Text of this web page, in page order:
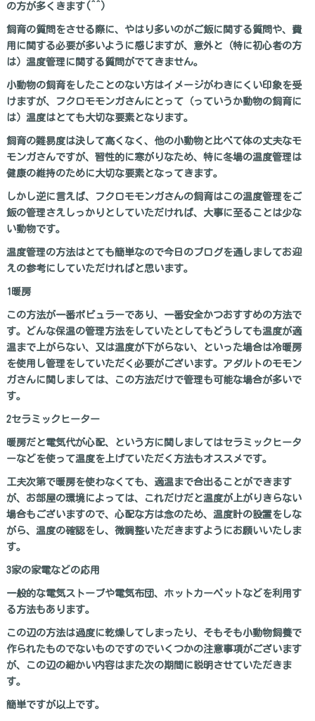
の方が多くきます(^^)
飼育の質問をさせる際に、やはり多いのがご飯に関する質問や、費
用に関する必要が多いように感じますが、意外と（特に初心者の方
は）温度管理に関する質問がでてきません。
小動物の飼育をしたことのない方はイメージがわきにくい印象を受
けますが、フクロモモンガさんにとって（っていうか動物の飼育に
は）温度はとても大切な要素となります。
飼育の難易度は決して高くなく、他の小動物と比べて体の丈夫なモ
モンガさんですが、習性的に寒がりなため、特に冬場の温度管理は
健康の維持のために大切な要素となってきます。
しかし逆に言えば、フクロモモンガさんの飼育はこの温度管理をご
飯の管理さえしっかりとしていただければ、大事に至ることは少な
い動物です。
温度管理の方法はとても簡単なので今日のブログを通しましてお迎
えの参考にしていただければと思います。
1暖房
この方法が一番ポピュラーであり、一番安全かつおすすめの方法で
す。どんな保温の管理方法をしていたとしてもどうしても温度が適
温まで上がらない、又は温度が下がらない、といった場合は冷暖房
を使用し管理をしていただく必要がございます。アダルトのモモン
ガさんに関しましては、この方法だけで管理も可能な場合が多いで
す。
2セラミックヒーター
暖房だと電気代が心配、という方に関しましてはセラミックヒータ
ーなどを使って温度を上げていただく方法もオススメです。
工夫次第で暖房を使わなくても、適温まで合出ることができます
が、お部屋の環境によっては、これだけだと温度が上がりきらない
場合もございますので、心配な方は念のため、温度計の設置をしな
がら、温度の確認をし、微調整いただきますようにお願いいたしま
す。
3家の家電などの応用
一般的な電気ストーブや電気布団、ホットカーペットなどを利用す
る方法もあります。
この辺の方法は過度に乾燥してしまったり、そもそも小動物飼養で
作られたものでないものですのでいくつかの注意事項がございます
が、この辺の細かい内容はまた次の期間に説明させていただきま
す。
簡単ですが以上です。